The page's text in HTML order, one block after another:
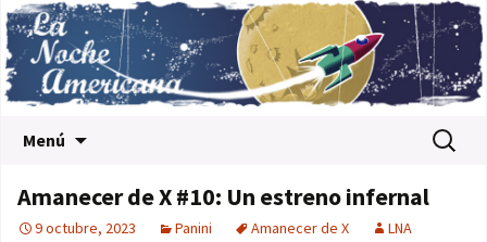
Menú Buscar:
Amanecer de X #10: Un estreno infernal
9 octubre, 2023 Panini Amanecer de X LNA